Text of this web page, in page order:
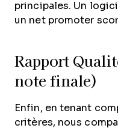
principales. Un
un net promoter
Rapport
note finale)
Enfin, en tenant
critères, nous